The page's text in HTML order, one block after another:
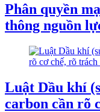
Phân quyền
thông nguồn
Luật Dầu khí
carbon cần rõ